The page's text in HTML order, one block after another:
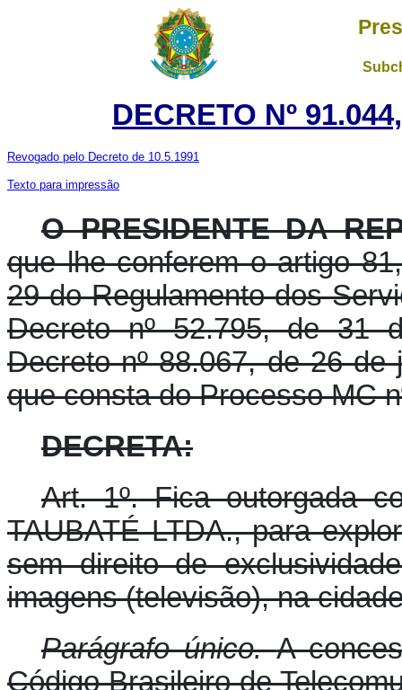
DECRETO Nº
Revogado pelo Decreto de 10.5.1991
Texto para impressão
O PRESIDENTE DA
que lhe conferem o artigo
29 do Regulamento dos
Decreto nº 52.795, de 31
Decreto nº 88.067, de 26
que consta do Processo MC
DECRETA:
Art. 1º.Fica outorgada
TAUBATÉ LTDA., para
sem direito de
imagens (televisão), na
Parágrafo único.A
Código Brasileiro de